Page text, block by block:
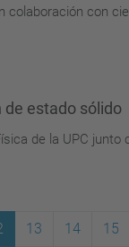
colaboración con
estado sólido
de la UPC
13 14 15